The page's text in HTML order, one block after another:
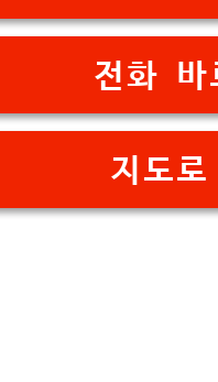
전화 바
지도